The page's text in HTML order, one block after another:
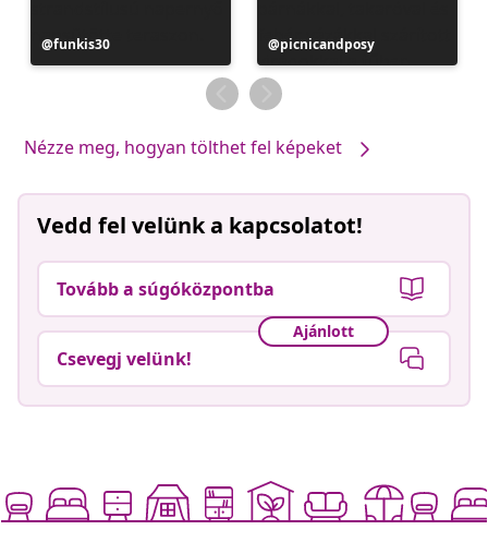
Bejegyzés
közzétevője
funkis30
Bejegyzés
közzétevője
picnicandposy
Nézze meg, hogyan tölthet fel képeket
Vedd fel velünk a kapcsolatot!
Tovább a súgóközpontba
Ajánlott
Csevegj velünk!